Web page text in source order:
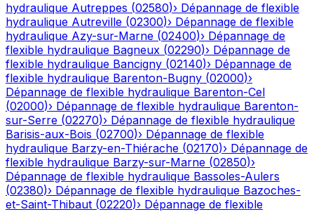
hydraulique Autreppes (02580)› Dépannage de flexible
hydraulique Autreville (02300)› Dépannage de flexible
hydraulique Azy-sur-Marne (02400)› Dépannage de
flexible hydraulique Bagneux (02290)› Dépannage de
flexible hydraulique Bancigny (02140)› Dépannage de
flexible hydraulique Barenton-Bugny (02000)›
Dépannage de flexible hydraulique Barenton-Cel
(02000)› Dépannage de flexible hydraulique Barenton-
sur-Serre (02270)› Dépannage de flexible hydraulique
Barisis-aux-Bois (02700)› Dépannage de flexible
hydraulique Barzy-en-Thiérache (02170)› Dépannage de
flexible hydraulique Barzy-sur-Marne (02850)›
Dépannage de flexible hydraulique Bassoles-Aulers
(02380)› Dépannage de flexible hydraulique Bazoches-
et-Saint-Thibaut (02220)› Dépannage de flexible